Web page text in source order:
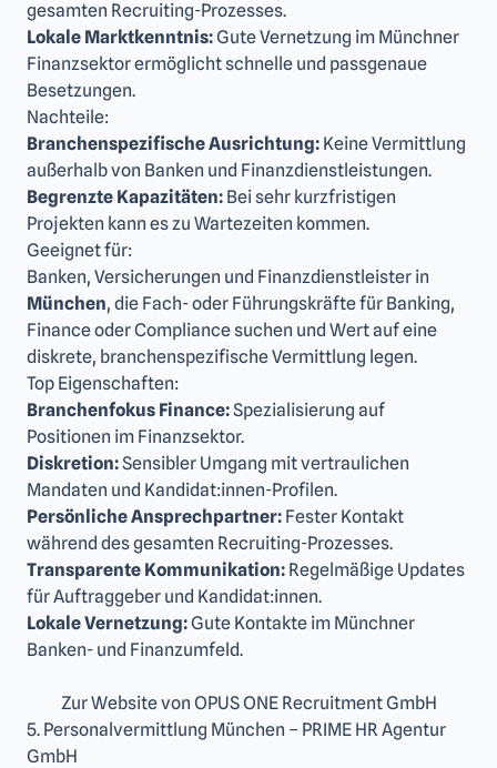
gesamten Recruiting-Prozesses.
Lokale Marktkenntnis:Gute Vernetzung im Münchner
Finanzsektor ermöglicht schnelle und passgenaue
Besetzungen.
Nachteile:
Branchenspezifische Ausrichtung: Keine Vermittlung
außerhalb von Banken und Finanzdienstleistungen.
Begrenzte Kapazitäten: Bei sehr kurzfristigen
Projekten kann es zu Wartezeiten kommen.
Geeignet für:
Banken, Versicherungen und Finanzdienstleister in
München, die Fach- oder Führungskräfte für Banking,
Finance oder Compliance suchen und Wert auf eine
diskrete, branchenspezifische Vermittlung legen.
Top Eigenschaften:
Branchenfokus Finance:Spezialisierung auf
Positionen im Finanzsektor.
Diskretion:Sensibler Umgang mit vertraulichen
Mandaten und Kandidat:innen-Profilen.
Persönliche Ansprechpartner: Fester Kontakt
während des gesamten Recruiting-Prozesses.
Transparente Kommunikation: Regelmäßige Updates
für Auftraggeber und Kandidat:innen.
Lokale Vernetzung:Gute Kontakte im Münchner
Banken- und Finanzumfeld.
Zur Website von OPUS ONE Recruitment GmbH
5. Personalvermittlung München – PRIME HR Agentur
GmbH